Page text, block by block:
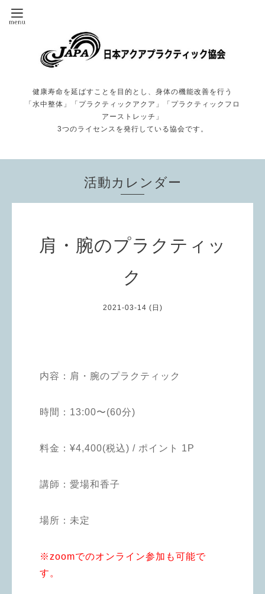
健康寿命を延ばすことを目的とし、身体の機能改善を行う
「水中整体」「プラクティックアクア」「プラクティックフロ
アーストレッチ」
3つのライセンスを発行している協会です。
活動カレンダー
肩・腕のプラクティッ
ク
2021-03-14 (日)
内容：肩・腕のプラクティック
時間：13:00〜(60分)
料金：¥4,400(税込) / ポイント 1P
講師：愛場和香子
場所：未定
※zoomでのオンライン参加も可能で
す。